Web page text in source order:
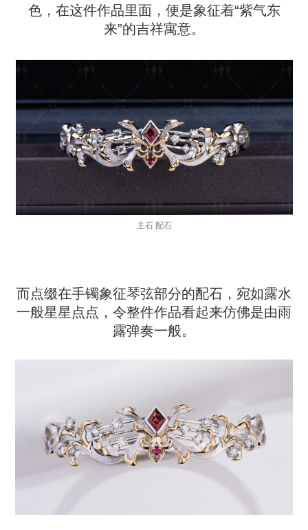
色，在这件作品里面，便是象征着“紫气东
来”的吉祥寓意。
主石 配石
而点缀在手镯象征琴弦部分的配石，宛如露水
一般星星点点，令整件作品看起来仿佛是由雨
露弹奏一般。